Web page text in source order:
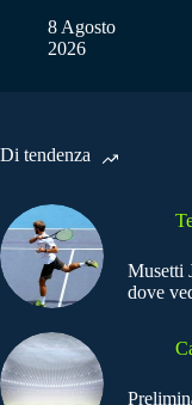
8 Agosto
2026
Di tendenza
Musetti
dove